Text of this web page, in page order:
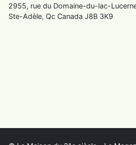
2955, rue du Domaine-du-lac-
Ste-Adèle, Qc Canada J8B 3K9